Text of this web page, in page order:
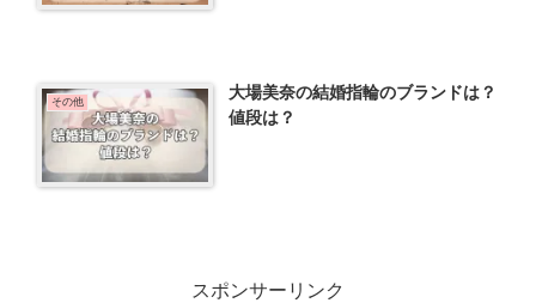
その他
大場美奈の結婚指輪のブランドは？
値段は？
スポンサーリンク